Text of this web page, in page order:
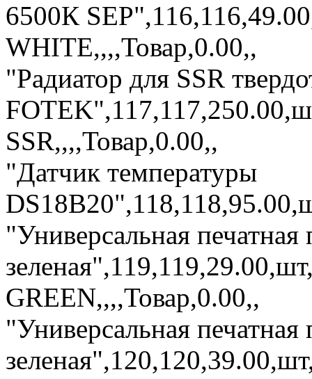
6500К
WHITE,,,,Товар,0.00,,
"Радиатор для SSR
SSR,,,,Товар,0.00,,
"Датчик температуры
"Универсальная
GREEN,,,,Товар,0.00,,
"Универсальная